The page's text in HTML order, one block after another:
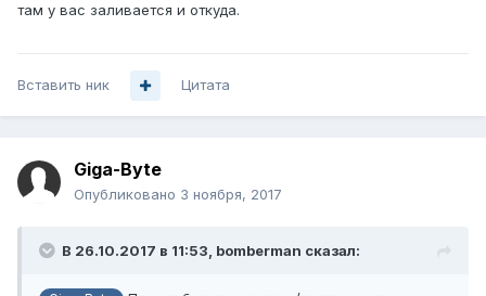
там у вас заливается и откуда.
Вставить ник Цитата
Giga-Byte
Опубликовано 3 ноября, 2017
В 26.10.2017 в 11:53, bomberman сказал: